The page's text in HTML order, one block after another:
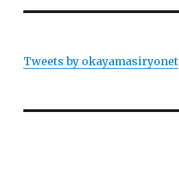
Tweets by okayamasiryonet